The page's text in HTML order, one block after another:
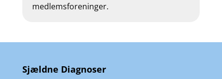
medlemsforeninger.
Sjældne Diagnoser